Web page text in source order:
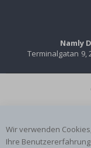
Namly
Terminalgatan 9,
Wir verwenden
Ihre